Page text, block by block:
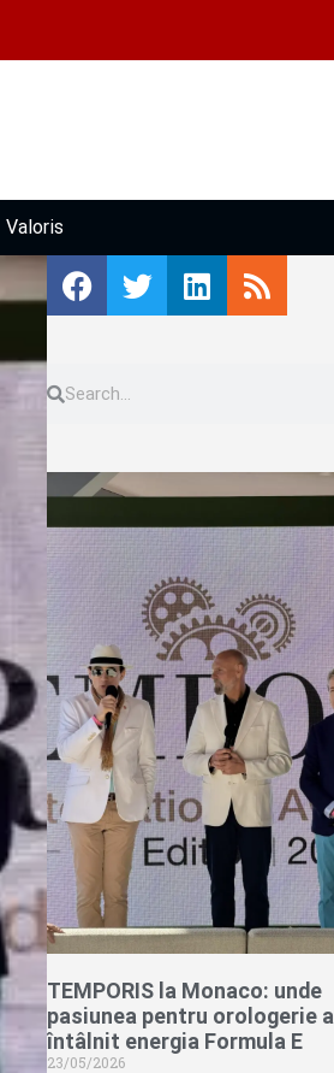
Valoris
TEMPORIS la Monaco: unde
pasiunea pentru orologerie a
întâlnit energia Formula E
23/05/2026